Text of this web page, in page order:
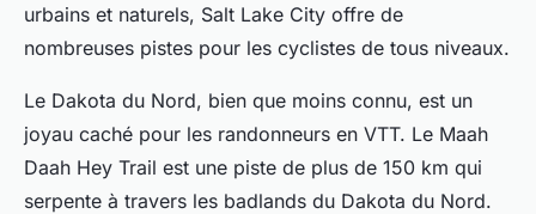
urbains et naturels, Salt Lake City offre de
nombreuses pistes pour les cyclistes de tous niveaux.
Le Dakota du Nord, bien que moins connu, est un
joyau caché pour les randonneurs en VTT. Le Maah
Daah Hey Trail est une piste de plus de 150 km qui
serpente à travers les badlands du Dakota du Nord.